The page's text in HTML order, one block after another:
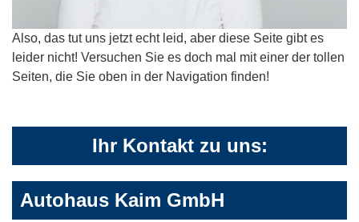
Also, das tut uns jetzt echt leid, aber diese Seite gibt es
leider nicht! Versuchen Sie es doch mal mit einer der tollen
Seiten, die Sie oben in der Navigation finden!
Ihr Kontakt zu uns:
Autohaus Kaim GmbH